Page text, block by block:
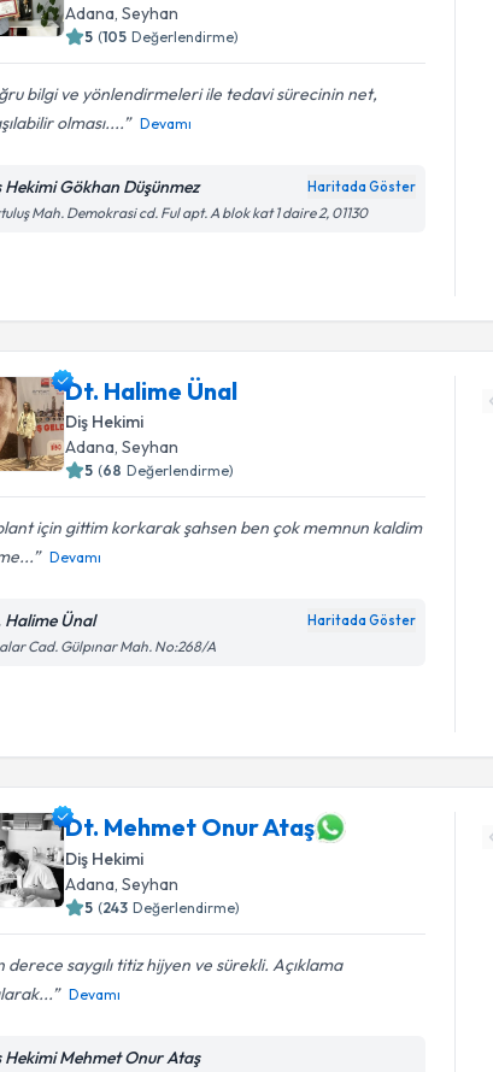
Adana , Seyhan
5 (105 Değerlendirme)
bilgi ve yönlendirmeleri ile tedavi sürecinin net,
olması....
Devamı
Hekimi Gökhan Düşünmez Haritada Göster
Mah. Demokrasi cd. Ful apt. A blok kat 1 daire 2, 01130
Dt. Halime Ünal
Diş Hekimi
Adana, Seyhan
5 (68 Değerlendirme)
için gittim korkarak şahsen ben çok memnun kaldim
Devamı
Halime Ünal Haritada Göster
Cad. Gülpınar Mah. No:268/A
Dt. Mehmet Onur Ataş
Diş Hekimi
Adana , Seyhan
5 (243 Değerlendirme)
derece saygılı titiz hijyen ve sürekli. Açıklama
Devamı
Hekimi Mehmet Onur Ataş